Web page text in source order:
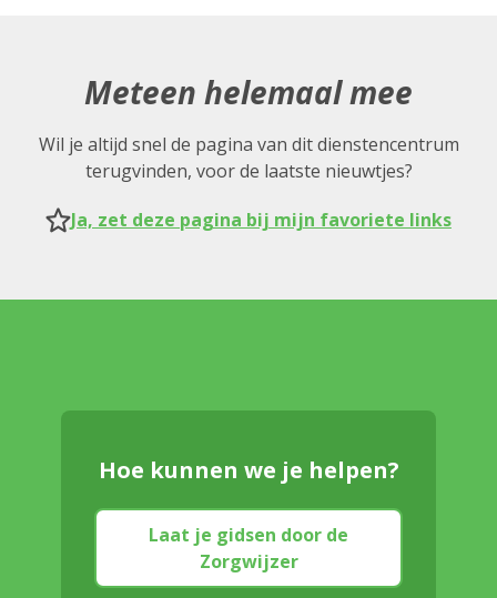
Meteen helemaal mee
Wil je altijd snel de pagina van dit dienstencentrum
terugvinden, voor de laatste nieuwtjes?
Ja, zet deze pagina bij mijn favoriete links
Hoe kunnen we je helpen?
Laat je gidsen door de
Zorgwijzer